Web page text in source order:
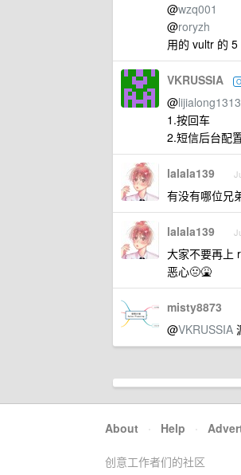
@wzq001
@roryzh
用的 vultr 的
VKRUSSIA
@lijialong1313
1.按回车
2.短信后台配
lalala139
有没有哪位兄
lalala139
大家不要再上
恶心🤢🤮
misty8873
@VKRUSSIA
About · Help ·
创意工作者们的社区